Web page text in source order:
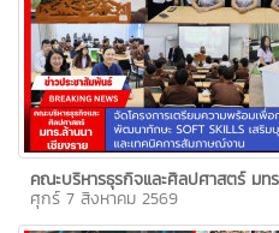
คณะบริหารธุรกิจและศิลปศาสตร์ มทร
ศุกร์ 7 สิงหาคม 2569